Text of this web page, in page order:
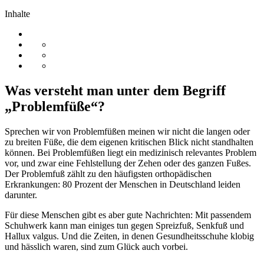
Inhalte
Was versteht man unter dem Begriff
„Problemfüße“?
Sprechen wir von Problemfüßen meinen wir nicht die langen oder
zu breiten Füße, die dem eigenen kritischen Blick nicht standhalten
können. Bei Problemfüßen liegt ein medizinisch relevantes Problem
vor, und zwar eine Fehlstellung der Zehen oder des ganzen Fußes.
Der Problemfuß zählt zu den häufigsten orthopädischen
Erkrankungen: 80 Prozent der Menschen in Deutschland leiden
darunter.
Für diese Menschen gibt es aber gute Nachrichten: Mit passendem
Schuhwerk kann man einiges tun gegen Spreizfuß, Senkfuß und
Hallux valgus. Und die Zeiten, in denen Gesundheitsschuhe klobig
und hässlich waren, sind zum Glück auch vorbei.